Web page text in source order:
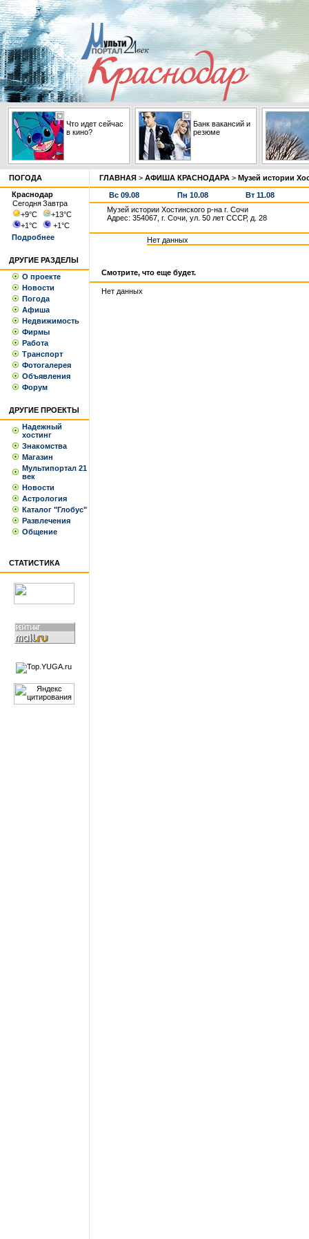
Что идет сейчас
в кино?
Банк вакансий и
резюме
ПОГОДА
Краснодар
СегодняЗавтра
+9°С +13°С
+1°С +1°С
Подробнее
ДРУГИЕ РАЗДЕЛЫ
О проекте
Новости
Погода
Афиша
Недвижимость
Фирмы
Работа
Транспорт
Фотогалерея
Объявления
Форум
ДРУГИЕ ПРОЕКТЫ
Надежный
хостинг
Знакомства
Магазин
Мультипортал 21
век
Новости
Астрология
Каталог "Глобус"
Развлечения
Общение
СТАТИСТИКА
ГЛАВНАЯ > АФИША КРАСНОДАРА > Музей истории
Вс 09.08 Пн 10.08
Вт 11.08
Музей истории Хостинского р-на г. Сочи
Адрес: 354067, г. Сочи, ул. 50 лет СССР, д. 28
Нет данных
Смотрите, что еще будет.
Нет данных